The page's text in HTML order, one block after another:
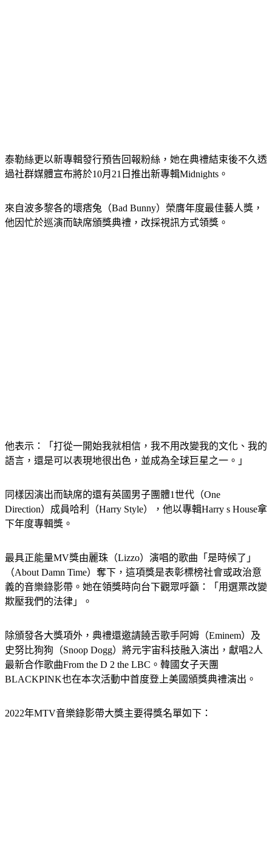
泰勒絲更以新專輯發行預告回報粉絲，她在典禮結束後不久透
過社群媒體宣布將於10月21日推出新專輯Midnights。
來自波多黎各的壞痞兔（Bad Bunny）榮膺年度最佳藝人獎，
他因忙於巡演而缺席頒獎典禮，改採視訊方式領獎。
他表示：「打從一開始我就相信，我不用改變我的文化、我的
語言，還是可以表現地很出色，並成為全球巨星之一。」
同樣因演出而缺席的還有英國男子團體1世代（One
Direction）成員哈利（Harry Style），他以專輯Harry s House拿
下年度專輯獎。
最具正能量MV獎由麗珠（Lizzo）演唱的歌曲「是時候了」
（About Damn Time）奪下，這項獎是表彰標榜社會或政治意
義的音樂錄影帶。她在領獎時向台下觀眾呼籲：「用選票改變
欺壓我們的法律」。
除頒發各大獎項外，典禮還邀請饒舌歌手阿姆（Eminem）及
史努比狗狗（Snoop Dogg）將元宇宙科技融入演出，獻唱2人
最新合作歌曲From the D 2 the LBC。韓國女子天團
BLACKPINK也在本次活動中首度登上美國頒獎典禮演出。
2022年MTV音樂錄影帶大獎主要得獎名單如下：